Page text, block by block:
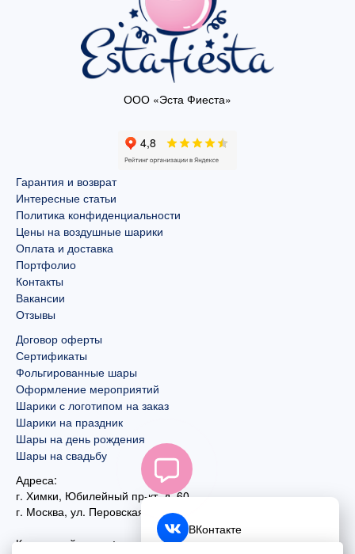
ООО «Эста Фиеста»
Гарантия и возврат
Интересные статьи
Политика конфиденциальности
Цены на воздушные шарики
Оплата и доставка
Портфолио
Контакты
Вакансии
Отзывы
Договор оферты
Сертификаты
Фольгированные шары
Оформление мероприятий
Шарики с логотипом на заказ
Шарики на праздник
Шары на день рождения
Шары на свадьбу
Адреса:
г. Химки, Юбилейный пр-кт, д. 60
г. Москва, ул. Перовская, д. 59
Контактный номер:
ВКонтакте